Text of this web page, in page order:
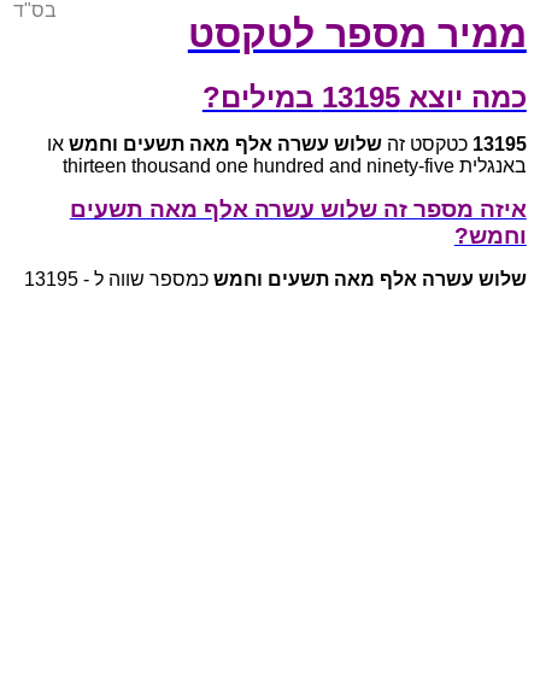
ממיר מספר לטקסט
בס"ד
כמה יוצא 13195 במילים?
13195 כטקסט זהשלוש עשרה אלף מאה תשעים וחמש או
באנגלית thirteen thousand one hundred and ninety-five
איזה מספר זה שלוש עשרה אלף מאה תשעים
וחמש?
שלוש עשרה אלף מאה תשעים וחמש כמספר שווה ל - 13195